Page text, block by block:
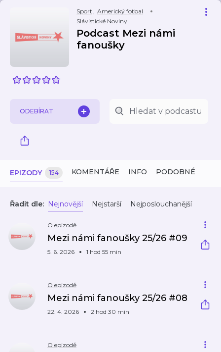
Sport , Americký fotbal
Slávistické Noviny
Podcast Mezi námi
fanoušky
ODEBÍRAT
EPIZODY 154 KOMENTÁŘE INFO PODOBNÉ
Řadit dle: Nejnovější Nejstarší Nejposlouchanější
O epizodě
Mezi námi fanoušky 25/26 #09
5. 6. 2026 1 hod 55 min
O epizodě
Mezi námi fanoušky 25/26 #08
22. 4. 2026 2 hod 30 min
O epizodě